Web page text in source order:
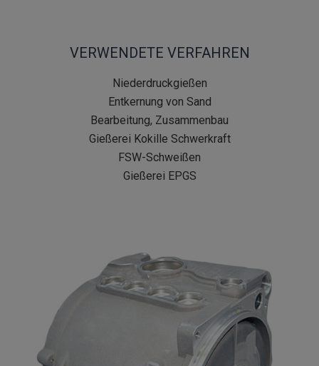
VERWENDETE VERFAHREN
Niederdruckgießen
Entkernung von Sand
Bearbeitung, Zusammenbau
Gießerei Kokille Schwerkraft
FSW-Schweißen
Gießerei EPGS